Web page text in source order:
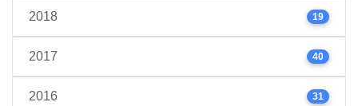
2018 19
2017 40
2016 31